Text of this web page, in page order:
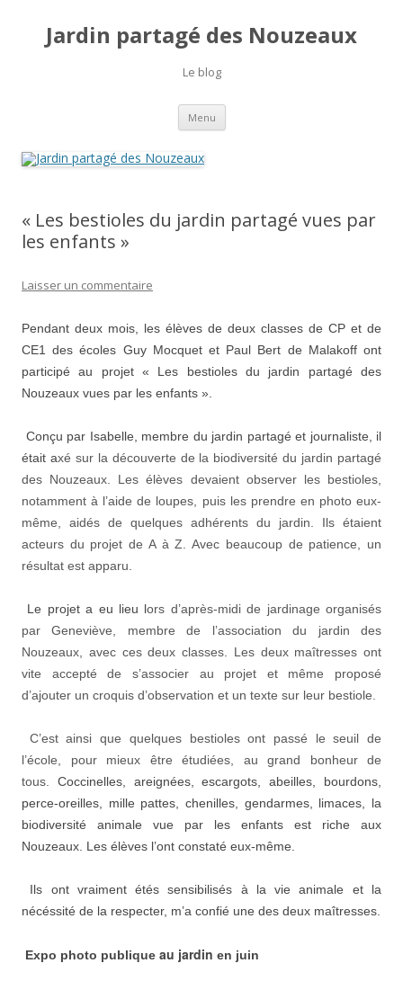
Jardin partagé des Nouzeaux
Le blog
Menu Aller
contenu
« Les bestioles du jardin partagé vues par
les enfants »
Laisser un commentaire
Pendant deux mois, les élèves de deux classes de CP et de
CE1 des écoles Guy Mocquet et Paul Bert de Malakoff ont
participé au projet « Les bestioles du jardin partagé des
Nouzeaux vues par les enfants ».
Conçu par Isabelle, membre du jardin partagé et journaliste, il
était axé sur la découverte de la biodiversité du jardin partagé
des Nouzeaux. Les élèves devaient observer les bestioles,
notammentà l’aide de loupes, puis les prendre en photo eux-
même, aidés de quelques adhérents du jardin. Ils étaient
acteurs du projet de A à Z. Avec beaucoup de patience, un
résultat est apparu.
Le projet a eu lieu lors d’après-midi de jardinage organisés
par Geneviève, membre de l’associationdu jardin des
Nouzeaux, avec ces deux classes
Les deux maîtresses ont
vite accepté de s’associer au projet et même proposé
d’ajouter un croquis d’observation et un texte sur leur bestiole.
C’est ainsi que quelques bestioles ont passé le seuil de
l’école, pour mieux être étudiées, au grand bonheur de
tous. Coccinelles, areignées, escargots, abeilles, bourdons,
perce-oreilles, mille pattes, chenilles, gendarmes, limaces, la
biodiversité animale vue par les enfants est riche aux
Nouzeaux. Les élèves l’ont constaté eux-même.
Ils ont vraiment étés sensibilisés à la vie animale et la
nécéssité de la respecter, m’a confié une des deux maîtresses.
Expo photo publique au jardin en juin